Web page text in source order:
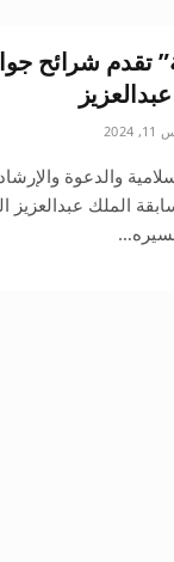
تقدم شرائح
والدعوة
الملك عبدالعزيز